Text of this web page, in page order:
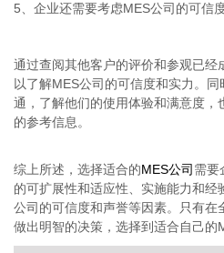
5、企业还需要考虑MES公司的可信
通过查阅其他客户的评价和参观已经
以了解MES公司的可信度和实力。
通，了解他们的使用体验和满意度，
的参考信息。
综上所述，选择适合的MES公司 需要
的可扩展性和适应性、实施能力和经
公司的可信度和声誉等因素。只有在
做出明智的决策，选择到适合自己的